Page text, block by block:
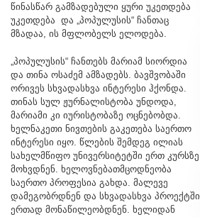
წინასწარ გამზადებული ყური უკეთდება
უკეთდება და „პოპულუსის“ ჩანთაც
მზადაა, ის მფლობელს ელოდება.
„პოპულუსის“ ჩანთებს მარიამ სიორდია
და თინა ოსაძემ ამზადებს. ბავშვობაში
ორივეს სხვადასხვა ინტერესი ჰქონდა.
თინას სულ ჟურნალისტობა უნდოდა,
მარიამი კი იურისტობაზე ოცნებობდა.
ხელნაკეთი ნივთების გაკეთება საერთო
ინტერესი იყო. წლების შემდეგ ილიას
სახელმწიფო უნივერსიტეტში ერთ კურსზე
მოხვდნენ. ხელოვნებათმცოდნეობა
საერთო პროფესია გახდა. მალევე
დამეგობრდნენ და სხვადასხვა პროექტში
ერთად მონაწილეობდნენ. ხელიდან